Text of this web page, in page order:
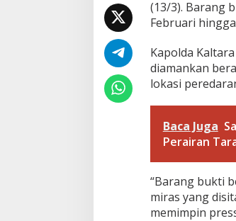
n
a
k
n
(13/3). Barang
Februari
Kapolda
diamankan
lokasi
Baca Juga
Perairan
“Barang bukti
miras yang
memimpin